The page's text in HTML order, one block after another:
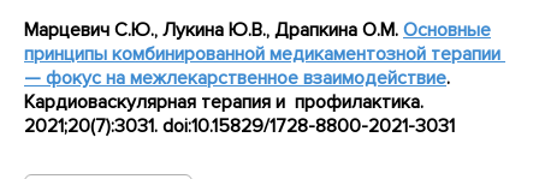
Марцевич С.Ю., Лукина Ю.В., Драпкина О.М. Основные
принципы комбинированной медикаментозной терапии
— фокус на межлекарственное взаимодействие.
Кардиоваскулярная терапия и профилактика.
2021;20(7):3031. doi:10.15829/1728-8800-2021-3031